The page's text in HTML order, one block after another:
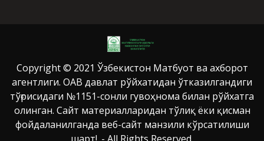
Copyright © 2021 Ўзбекистон Матбуот ва ахборот
агентлиги. ОАВ давлат рўйхатидан ўтказилгандиги
тўғрисидаги №1151-сонли гувоҳнома билан рўйхатга
олинган. Сайт материалларидан тўлиқ ёки қисман
фойдаланилганда веб-сайт манзили кўрсатилиши